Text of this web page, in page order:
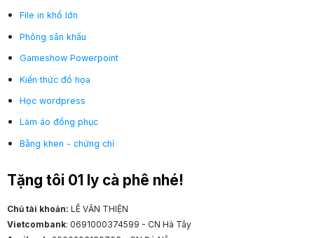
File in khổ lớn
Phông sân khấu
Gameshow Powerpoint
Kiến thức đồ họa
Học wordpress
Làm áo đồng phục
Bằng khen - chứng chỉ
Tặng tôi 01 ly cà phê nhé!
Chủ tài khoản: LÊ VĂN THIỆN
Vietcombank: 0691000374599 - CN Hà Tây